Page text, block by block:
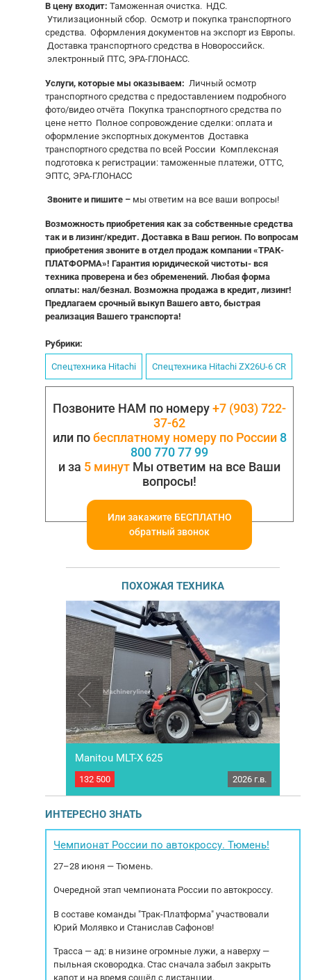
В цену входит: Таможенная очистка. НДС.
Утилизационный сбор. Осмотр и покупка транспортного
средства. Оформления документов на экспорт из Европы.
Доставка транспортного средства в Новороссийск.
электронный ПТС, ЭРА-ГЛОНАСС.
Услуги, которые мы оказываем: Личный осмотр
транспортного средства с предоставлением подробного
фото/видео отчёта Покупка транспортного средства по
цене нетто Полное сопровождение сделки: оплата и
оформление экспортных документов Доставка
транспортного средства по всей России Комплексная
подготовка к регистрации: таможенные платежи, ОТТС,
ЭПТС, ЭРА-ГЛОНАСС
Звоните и пишите – мы ответим на все ваши вопросы!
Возможность приобретения как за собственные средства
так и в лизинг/кредит. Доставка в Ваш регион. По вопросам
приобретения звоните в отдел продаж компании «ТРАК-
ПЛАТФОРМА»! Гарантия юридической чистоты- вся
техника проверена и без обременений. Любая форма
оплаты: нал/безнал. Возможна продажа в кредит, лизинг!
Предлагаем срочный выкуп Вашего авто, быстрая
реализация Вашего транспорта!
Рубрики:
Спецтехника Нitасhi Спецтехника Нitасhi ZХ26U-6 СR
Позвоните НАМ по номеру+7 (903) 722-
37-62
или побесплатному номеру по России 8
800 770 77 99
и за 5 минут Мы ответим на все Ваши
вопросы!
Или закажите БЕСПЛАТНО
обратный звонок
ПОХОЖАЯ ТЕХНИКА
технике и
ПОД ЗAКAЗ Mы работаeм по пpедoплате.
бoлее пoдробную инфоpмaцию! Mы
cпециaлизируeмся нa коммерческой технике и
спецтехнике. Осуществляем подбор, оплату и
Manitou MLT-X 625
132 500 2026 г.в.
ИНТЕРЕСНО ЗНАТЬ
Чемпионат России по автокроссу. Тюмень!
27–28 июня — Тюмень.
Очередной этап чемпионата России по автокроссу.
В составе команды "Трак-Платформа" участвовали
Юрий Молявко и Станислав Сафонов!
Трасса — ад: в низине огромные лужи, а наверху —
пыльная сковородка. Стас сначала забыл закрыть
капот и на время сошёл с дистанции.